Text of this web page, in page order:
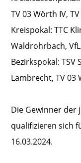
TV 03 Wörth IV,
Kreispokal: TTC
Waldrohrbach,
Bezirkspokal: TSV
Lambrecht, TV 03
Die Gewinner der
qualifizieren sich
16.03.2024.